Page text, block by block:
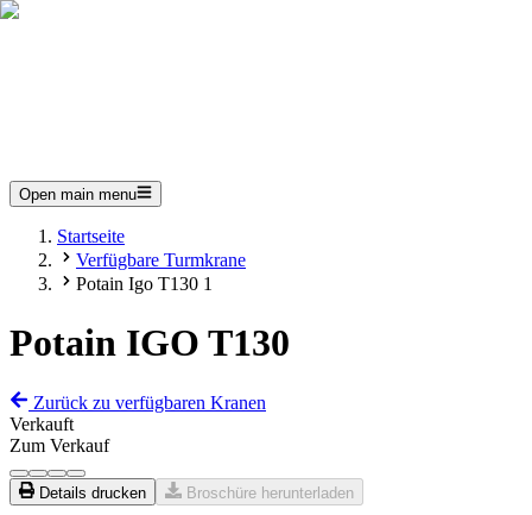
Open main menu
Startseite
Verfügbare Turmkrane
Potain Igo T130 1
Potain IGO T130
Zurück zu verfügbaren Kranen
Verkauft
Zum Verkauf
Details drucken Broschüre herunterladen